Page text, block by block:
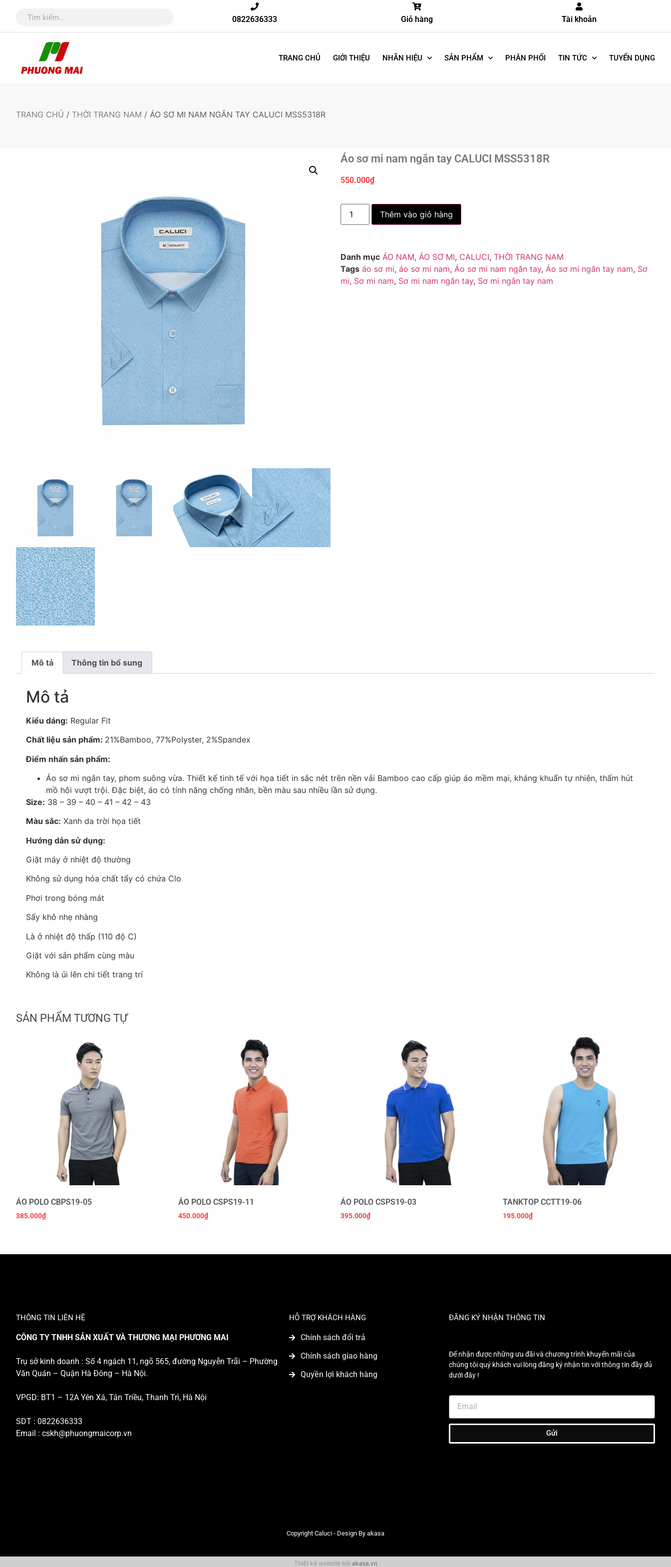
0822636333 Giỏ hàng Tài khoản
TRANG CHỦ GIỚI THIỆU NHÃN HIỆU SẢN PHẨM PHÂN PHỐI TIN TỨC TUYỂN DỤNG
TRANG CHỦ / THỜI TRANG NAM / ÁO SƠ MI NAM NGẮN TAY CALUCI MSS5318R
Áo sơ mi nam ngắn tay CALUCI MSS5318R
550.000₫
Thêm vào giỏ hàng
Danh mục ÁO NAM, ÁO SƠ MI, CALUCI, THỜI TRANG NAM
Tags áo sơ mi, áo sơ mi nam, Áo sơ mi nam ngắn tay, Áo sơ mi ngắn tay nam, Sơ
mi, Sơ mi nam, Sơ mi nam ngắn tay, Sơ mi ngắn tay nam
Mô tả Thông tin bổ sung
Mô tả
Kiểu dáng: Regular Fit
Chất liệu sản phẩm: 21%Bamboo, 77%Polyster, 2%Spandex
Điểm nhấn sản phẩm:
Áo sơ mi ngắn tay, phom suông vừa. Thiết kế tinh tế với họa tiết in sắc nét trên nền vải Bamboo cao cấp giúp áo mềm mại, kháng khuẩn tự nhiên, thấm hút
mồ hôi vượt trội. Đặc biệt, áo có tính năng chống nhăn, bền màu sau nhiều lần sử dụng.
Size: 38 – 39 – 40 – 41 – 42 – 43
Màu sắc: Xanh da trời họa tiết
Hướng dẫn sử dụng:
Giặt máy ở nhiệt độ thường
Không sử dụng hóa chất tẩy có chứa Clo
Phơi trong bóng mát
Sấy khô nhẹ nhàng
Là ở nhiệt độ thấp (110 độ C)
Giặt với sản phẩm cùng màu
Không là ủi lên chi tiết trang trí
SẢN PHẨM TƯƠNG TỰ
ÁO POLO CBPS19-05
385.000₫
ÁO POLO CSPS19-11
450.000₫
ÁO POLO CSPS19-03
395.000₫
TANKTOP CCTT19-06
195.000₫
THÔNG TIN LIÊN HỆ
CÔNG TY TNHH SẢN XUẤT VÀ THƯƠNG MẠI PHƯƠNG MAI
Trụ sở kinh doanh : Số 4 ngách 11, ngõ 565, đường Nguyễn Trãi – Phường
Văn Quán – Quận Hà Đông – Hà Nội.
VPGD: BT1 – 12A Yên Xá, Tân Triều, Thanh Trì, Hà Nội
SDT : 0822636333
Email : cskh@phuongmaicorp.vn
HỖ TRỢ KHÁCH HÀNG
Chính sách đổi trả
Chính sách giao hàng
Quyền lợi khách hàng
ĐĂNG KÝ NHẬN THÔNG TIN
Để nhận được những ưu đãi và chương trình khuyến mãi của
chúng tôi quý khách vui lòng đăng ký nhận tin với thông tin đầy đủ
dưới đây !
Gửi
Copyright Caluci - Design By akasa
Thiết kế website bởi akasa.vn